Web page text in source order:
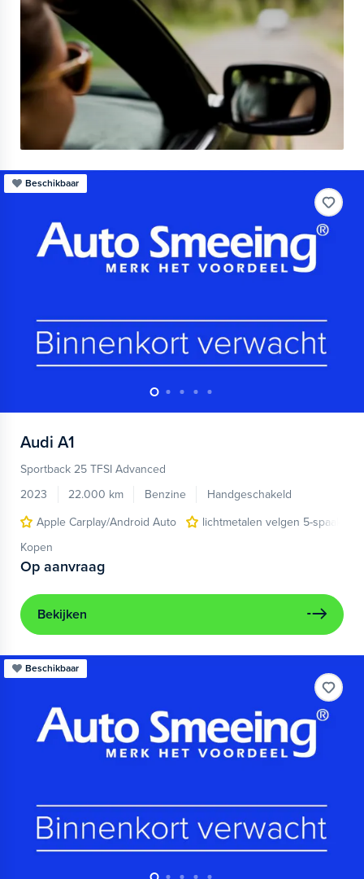
Beschikbaar
Audi A1
Sportback 25 TFSI Advanced
2023
22.000 km Benzine
Handgeschakeld
Apple Carplay/Android Auto
lichtmetalen velgen 5-spaaks
Kopen
Op aanvraag
Bekijken
Beschikbaar